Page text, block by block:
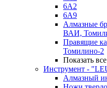
6A2
6A9
Алмазные
ВАИ,
Правящие
Томилино-2
Показать все
Инструмент -
Алмазный